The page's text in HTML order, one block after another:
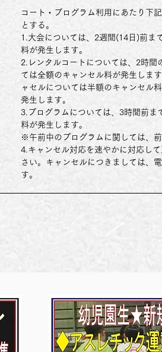
コート・プログラム利用にあたり下
とする。
1.大会については、2週間(14日)前ま
料が発生します。
2.レンタルコートについては、2時間
ては全額のキャンセル料が発生しま
ャセルについては半額のキャンセル
発生します。
3.プログラムについては、3時間前ま
料が発生します。
※午前中のプログラムに関しては、前
4.キャンセル対応を速やかに対応し
さい。キャンセルにつきましては、
す。